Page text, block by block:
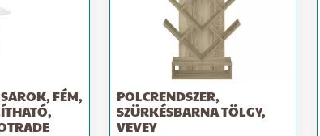
FÉM,
POLCRENDSZER,
SZÜRKÉSBARNA TÖLGY,
VEVEY